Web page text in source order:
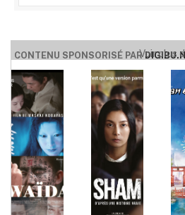
CONTENU SPONSORISÉ PARVoir plus